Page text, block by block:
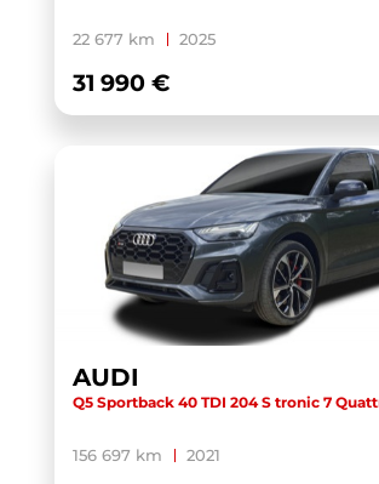
YARIS CROSS HYBRIDE MY21
22 677 km 2025
31 990 €
AUDI
Q5 Sportback 40 TDI 204 S tronic 7
156 697 km 2021